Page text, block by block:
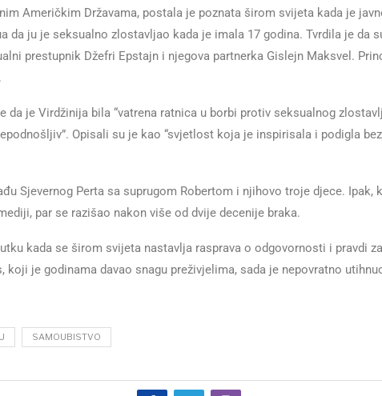
Američkim Državama, postala je poznata širom svijeta kada je
da ju je seksualno zlostavljao kada je imala 17 godina. Tvrdila je da
prestupnik Džefri Epstajn i njegova partnerka Gislejn Maksvel.
da je Virdžinija bila “vatrena ratnica u borbi protiv seksualnog
Opisali su je kao “svjetlost koja je inspirisala i podigla
Sjevernog Perta sa suprugom Robertom i njihovo troje djece. Ipak,
par se razišao nakon više od dvije decenije braka.
kada se širom svijeta nastavlja rasprava o odgovornosti i pravdi
koji je godinama davao snagu preživjelima, sada je nepovratno
SAMOUBISTVO